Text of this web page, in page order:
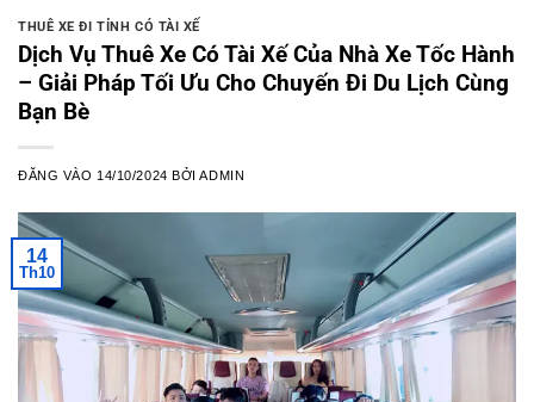
THUÊ XE ĐI TỈNH CÓ TÀI XẾ
Dịch Vụ Thuê Xe Có Tài Xế Của Nhà Xe Tốc Hành
– Giải Pháp Tối Ưu Cho Chuyến Đi Du Lịch Cùng
Bạn Bè
ĐĂNG VÀO 14/10/2024 BỞIADMIN
14
Th10